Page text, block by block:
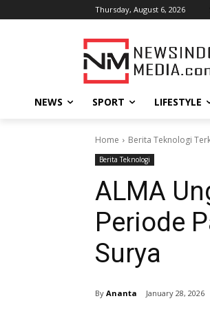
Thursday, August 6, 2026
NEWS SPORT LIFESTYLE
Home Berita Teknologi
Berita Teknologi
ALMA
Periode
Surya
By Ananta January 28, 2026